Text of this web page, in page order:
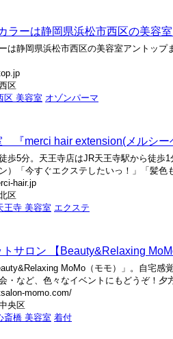
ラーは静岡県浜松市西区の美容
は静岡県浜松市西区の美容室アントッ
区
区 美容室 オゾンパーマ
『merci hair extension(メルシー
歩5分。天王寺店はJR天王寺駅から徒
）「今すぐエクステしたいっ！」「髪
hair.jp
区
王寺 美容室 エクステ
サロン 【Beauty&Relaxing
MoMo（モモ）」。自宅
・など、色々なイベントにもどうぞ！
momo.com/
央区
斎橋 美容室 着付